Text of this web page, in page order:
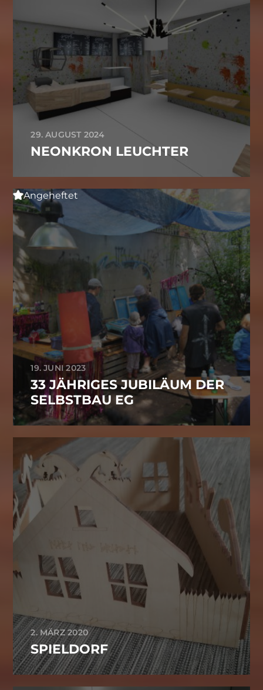
29. AUGUST 2024
NEONKRON LEUCHTER
Angeheftet
19. JUNI 2023
33 JÄHRIGES JUBILÄUM DER
SELBSTBAU EG
2. MÄRZ 2020
SPIELDORF